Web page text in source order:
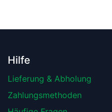
Hilfe
Lieferung & Abholung
Zahlungsmethoden